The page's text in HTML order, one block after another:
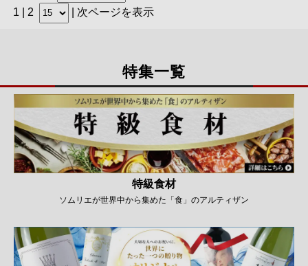
1 | 2 次ページを表示
特集一覧
特級食材
ソムリエが世界中から集めた「食」のアルティザン